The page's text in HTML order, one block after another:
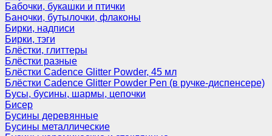
Бабочки, букашки и птички
Баночки, бутылочки, флаконы
Бирки, надписи
Бирки, тэги
Блёстки, глиттеры
Блёстки разные
Блёстки Cadence Glitter Powder, 45 мл
Блёстки Cadence Glitter Powder Pen (в ручке-диспенсере)
Бусы, бусины, шармы, цепочки
Бисер
Бусины деревянные
Бусины металлические